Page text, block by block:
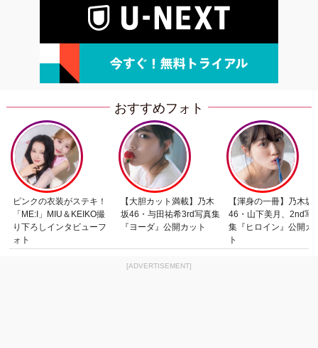
おすすめフォト
ピンクの衣装がステキ！
「ME:I」MIU＆KEIKO撮
り下ろしインタビューフ
ォト
【大胆カット満載】乃木
坂46・与田祐希3rd写真集
『ヨーダ』公開カット
【渾身の一冊】乃木坂
46・山下美月、2nd写
集『ヒロイン』公開カ
ト
[ADVERTISEMENT]